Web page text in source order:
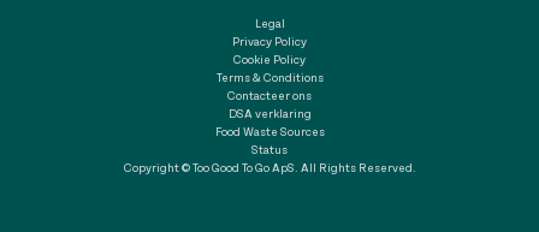
Legal
Privacy Policy
Cookie Policy
Terms & Conditions
Contacteer ons
DSA verklaring
Food Waste Sources
Status
Copyright © Too Good To Go ApS. All Rights Reserved.